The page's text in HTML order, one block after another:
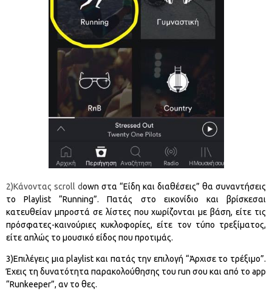
2)Κάνοντας scroll down στα “Είδη και διαθέσεις” θα συναντήσεις
το Playlist “Running”. Πατάς στο εικονίδιο και βρίσκεσαι
κατευθείαν μπροστά σε λίστες που χωρίζονται με βάση, είτε τις
πρόσφατες-καινούριες κυκλοφορίες, είτε τον τύπο τρεξίματος,
είτε απλώς το μουσικό είδος που προτιμάς.
3)Επιλέγεις μια playlist και πατάς την επιλογή “Άρχισε το τρέξιμο”.
Έχεις τη δυνατότητα παρακολούθησης του run σου και από το app
“Runkeeper”, αν το θες.